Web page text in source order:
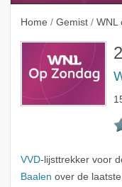
Home / Gemist / WNL
VVD-lijsttrekker voor
Baalen over de